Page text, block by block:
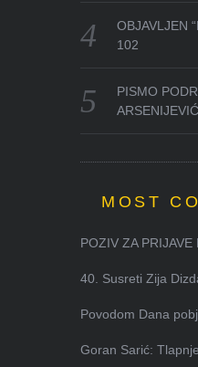
OBJAVLJEN
102
PISMO
MOST
POZIV ZA PRIJAVE
40. Susreti Zija
Povodom Dana
Goran Sarić: Tlapnje